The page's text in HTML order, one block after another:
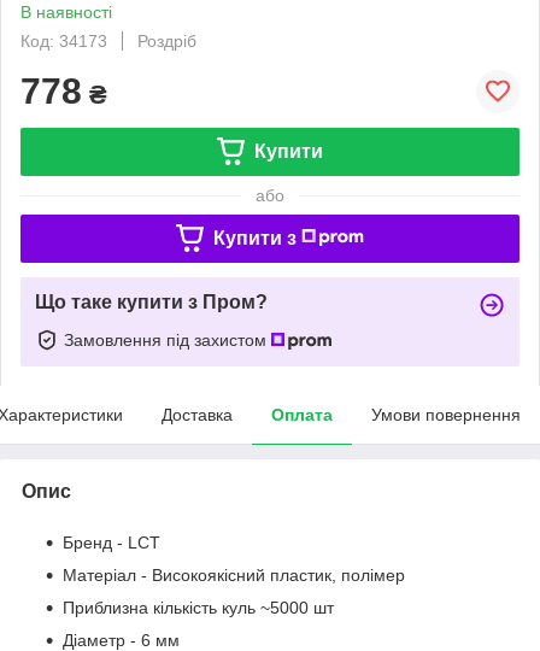
В наявності
Код: 34173
Роздріб
778 ₴
Купити
або
Купити з
Що таке купити з Пром?
Замовлення під захистом
Доставка Оплата Умови повернення
Опис
Бренд - LCT
Матеріал - Високоякісний плаcтик, полімер
Приблизна кількість куль ~5000 шт
Діаметр - 6 мм